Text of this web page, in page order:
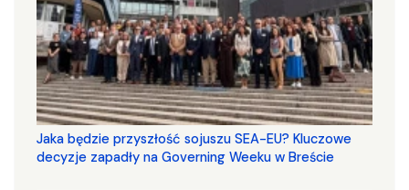
Jaka będzie przyszłość sojuszu SEA-EU? Kluczowe
decyzje zapadły na Governing Weeku w Breście